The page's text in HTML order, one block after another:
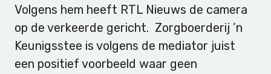
Volgens hem heeft RTL Nieuws de camera
op de verkeerde gericht. Zorgboerderij ’n
Keunigsstee is volgens de mediator juist
een positief voorbeeld waar geen